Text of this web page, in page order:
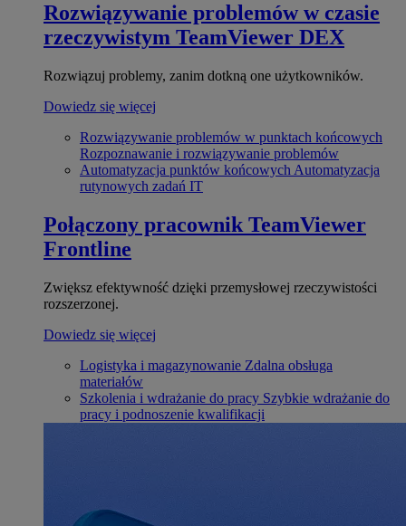
Rozwiązywanie problemów w czasie
rzeczywistym TeamViewer DEX
Rozwiązuj problemy, zanim dotkną one użytkowników.
Dowiedz się więcej
Rozwiązywanie problemów w punktach końcowych
Rozpoznawanie i rozwiązywanie problemów
Automatyzacja punktów końcowych Automatyzacja
rutynowych zadań IT
Połączony pracownik TeamViewer
Frontline
Zwiększ efektywność dzięki przemysłowej rzeczywistości
rozszerzonej.
Dowiedz się więcej
Logistyka i magazynowanie Zdalna obsługa
materiałów
Szkolenia i wdrażanie do pracy Szybkie wdrażanie do
pracy i podnoszenie kwalifikacji